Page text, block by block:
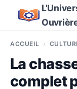
ACCUEIL
La
complet